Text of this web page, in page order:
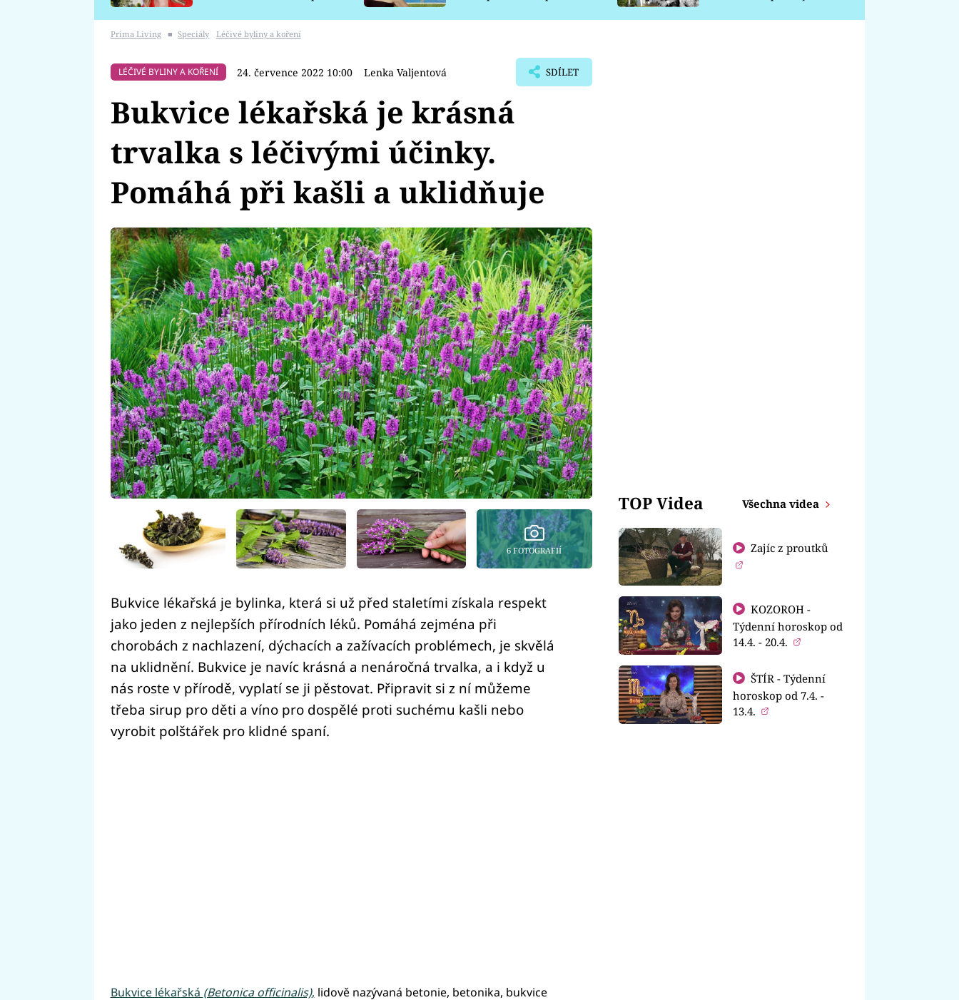
Prima Living ■ Speciály Léčivé byliny a koření
LÉČIVÉ BYLINY A KOŘENÍ 24. července 2022 10:00 Lenka Valjentová SDÍLET
Bukvice lékařská je krásná
trvalka s léčivými účinky.
Pomáhá při kašli a uklidňuje
6 FOTOGRAFIÍ
Bukvice lékařská je bylinka, která si už před staletími získala respekt
jako jeden z nejlepších přírodních léků. Pomáhá zejména při
chorobách z nachlazení, dýchacích a zažívacích problémech, je skvělá
na uklidnění. Bukvice je navíc krásná a nenáročná trvalka, a i když u
nás roste v přírodě, vyplatí se ji pěstovat. Připravit si z ní můžeme
třeba sirup pro děti a víno pro dospělé proti suchému kašli nebo
vyrobit polštářek pro klidné spaní.
Bukvice lékařská (Betonica officinalis), lidově nazývaná betonie, betonika, bukvice
TOP Videa Všechna videa
Zajíc z proutků
KOZOROH -
Týdenní horoskop od
14.4. - 20.4.
ŠTÍR - Týdenní
horoskop od 7.4. -
13.4.